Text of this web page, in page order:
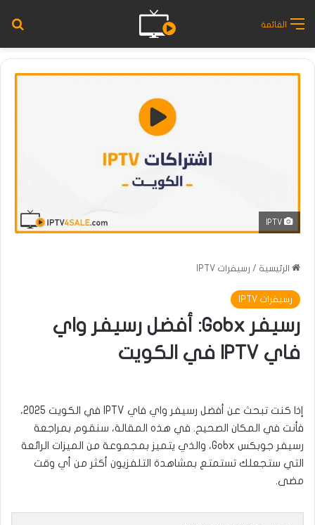
القائمة
الرئيسية / رسيفرات IPTV
رسيفرات IPTV
رسيفر Gobx: أفضل رسيفر واي
فاي IPTV في الكويت
إذا كنت تبحث عن أفضل رسيفر واي فاي IPTV في الكويت 2025،
فأنت في المكان الصحيح. في هذه المقالة، سنقوم بمراجعة
رسيفر جوبكس Gobx، والذي يتميز بمجموعة من الميزات الرائعة
التي ستجعلك تستمتع بمشاهدة التلفزيون أكثر من أي وقت
مضى.